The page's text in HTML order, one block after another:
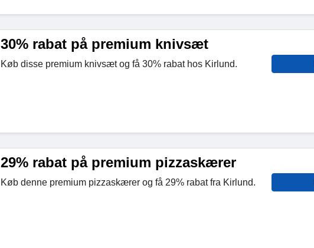
30% rabat på premium knivsæt
Køb disse premium knivsæt og få 30% rabat hos Kirlund.
29% rabat på premium pizzaskærer
Køb denne premium pizzaskærer og få 29% rabat fra Kirlund.